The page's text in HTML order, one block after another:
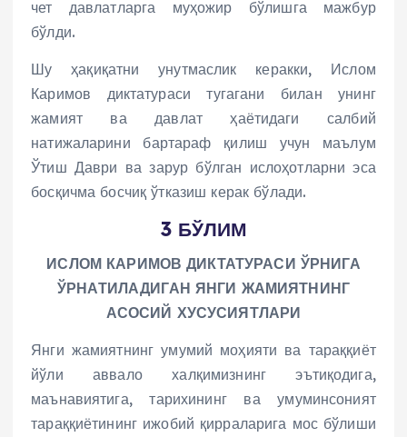
чет давлатларга муҳожир бўлишга мажбур
бўлди.
Шу ҳақиқатни унутмаслик керакки, Ислом
Каримов диктатураси тугагани билан унинг
жамият ва давлат ҳаётидаги салбий
натижаларини бартараф қилиш учун маълум
Ўтиш Даври ва зарур бўлган ислоҳотларни эса
босқичма босчиқ ўтказиш керак бўлади.
3 БЎЛИМ
ИСЛОМ КАРИМОВ ДИКТАТУРАСИ ЎРНИГА
ЎРНАТИЛАДИГАН ЯНГИ ЖАМИЯТНИНГ
АСОСИЙ ХУСУСИЯТЛАРИ
Янги жамиятнинг умумий моҳияти ва тараққиёт
йўли аввало халқимизнинг эътиқодига,
маънавиятига, тарихининг ва умуминсоният
тараққиётининг ижобий қирраларига мос бўлиши